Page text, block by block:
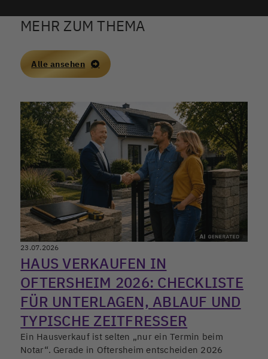
MEHR ZUM THEMA
Alle ansehen
23.07.2026
HAUS VERKAUFEN IN
OFTERSHEIM 2026: CHECKLISTE
FÜR UNTERLAGEN, ABLAUF UND
TYPISCHE ZEITFRESSER
Ein Hausverkauf ist selten „nur ein Termin beim
Notar“. Gerade in Oftersheim entscheiden 2026